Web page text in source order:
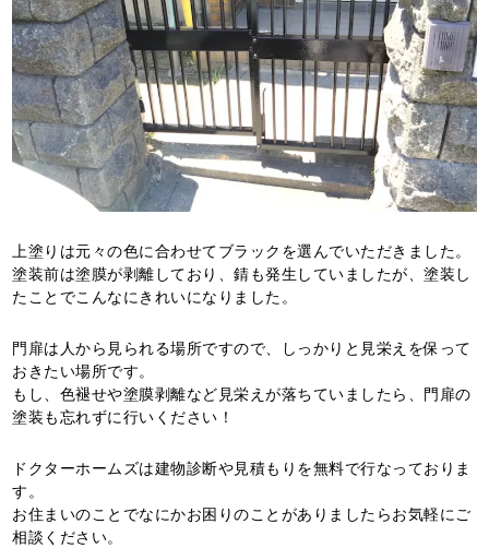
上塗りは元々の色に合わせてブラックを選んでいただきました。
塗装前は塗膜が剥離しており、錆も発生していましたが、塗装し
たことでこんなにきれいになりました。
門扉は人から見られる場所ですので、しっかりと見栄えを保って
おきたい場所です。
もし、色褪せや塗膜剥離など見栄えが落ちていましたら、門扉の
塗装も忘れずに行いください！
ドクターホームズは建物診断や見積もりを無料で行なっておりま
す。
お住まいのことでなにかお困りのことがありましたらお気軽にご
相談ください。